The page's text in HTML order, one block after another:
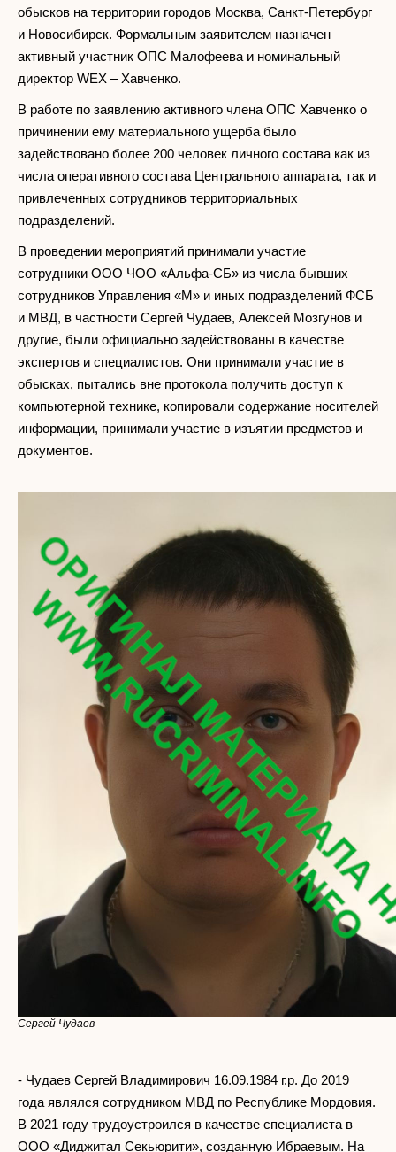
обысков на территории городов Москва, Санкт-Петербург
и Новосибирск. Формальным заявителем назначен
активный участник ОПС Малофеева и номинальный
директор WEX – Хавченко.
В работе по заявлению активного члена ОПС Хавченко о
причинении ему материального ущерба было
задействовано более 200 человек личного состава как из
числа оперативного состава Центрального аппарата, так и
привлеченных сотрудников территориальных
подразделений.
В проведении мероприятий принимали участие
сотрудники ООО ЧОО «Альфа-СБ» из числа бывших
сотрудников Управления «М» и иных подразделений ФСБ
и МВД, в частности Сергей Чудаев, Алексей Мозгунов и
другие, были официально задействованы в качестве
экспертов и специалистов. Они принимали участие в
обысках, пытались вне протокола получить доступ к
компьютерной технике, копировали содержание носителей
информации, принимали участие в изъятии предметов и
документов.
Сергей Чудаев
- Чудаев Сергей Владимирович 16.09.1984 г.р. До 2019
года являлся сотрудником МВД по Республике Мордовия.
В 2021 году трудоустроился в качестве специалиста в
ООО «Диджитал Секьюрити», созданную Ибраевым. На